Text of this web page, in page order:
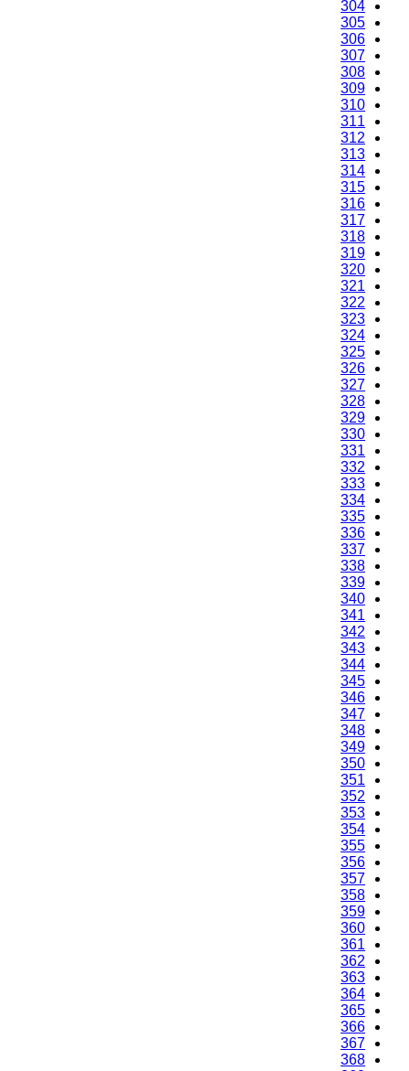
304
305
306
307
308
309
310
311
312
313
314
315
316
317
318
319
320
321
322
323
324
325
326
327
328
329
330
331
332
333
334
335
336
337
338
339
340
341
342
343
344
345
346
347
348
349
350
351
352
353
354
355
356
357
358
359
360
361
362
363
364
365
366
367
368